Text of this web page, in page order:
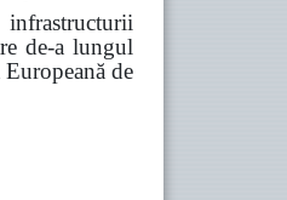
de-a lungul
de